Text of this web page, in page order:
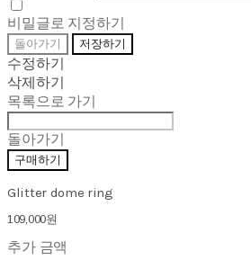
비밀글로 지정하기
돌아가기 저장하기
수정하기
삭제하기
목록으로 가기
돌아가기
구매하기
Glitter dome ring
109,000원
추가 금액